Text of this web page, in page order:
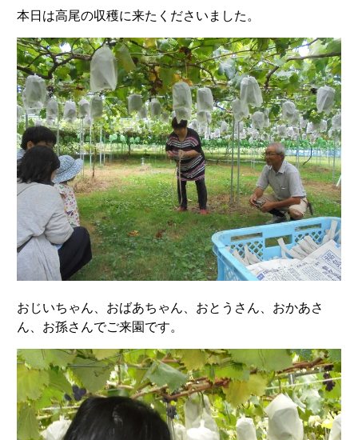
本日は高尾の収穫に来たくださいました。
おじいちゃん、おばあちゃん、おとうさん、おかあさ
ん、お孫さんでご来園です。